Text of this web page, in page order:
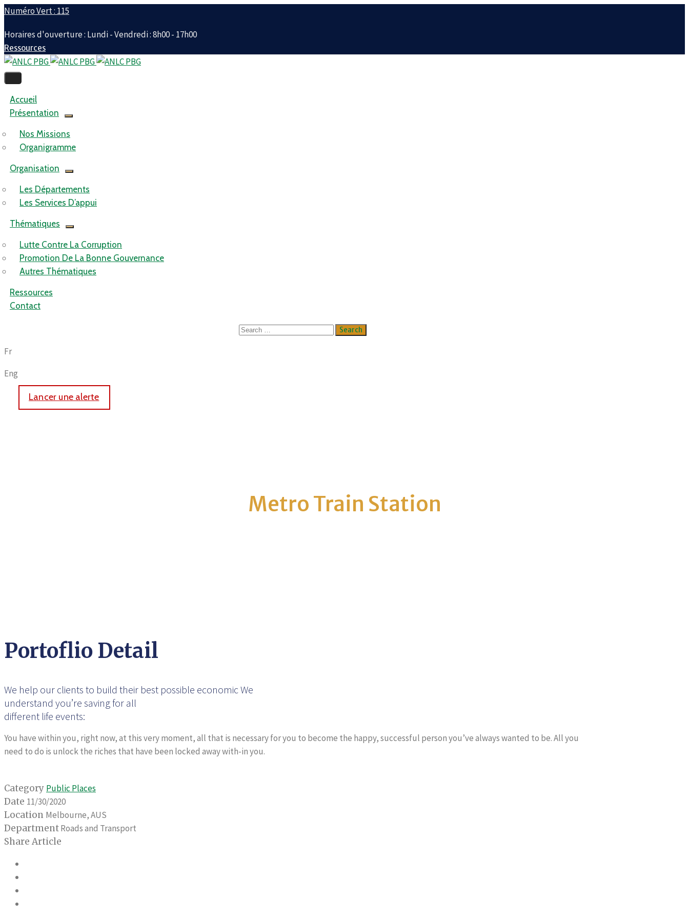
Numéro Vert : 115
Horaires d'ouverture : Lundi - Vendredi : 8h00 - 17h00
Ressources
Accueil
Présentation
Nos Missions
Organigramme
Organisation
Les Départements
Les Services D’appui
Thématiques
Lutte Contre La Corruption
Promotion De La Bonne Gouvernance
Autres Thématiques
Ressources
Contact
Fr
Eng
Lancer une alerte
Metro Train Station
Portoflio Detail
We help our clients to build their best possible economic We
understand you’re saving for all
different life events:
You have within you, right now, at this very moment, all that is necessary for you to become the happy, successful person you’ve always wanted to be. All you
need to do is unlock the riches that have been locked away with-in you.
Category Public Places
Date 11/30/2020
Location Melbourne, AUS
DepartmentRoads and Transport
Share Article